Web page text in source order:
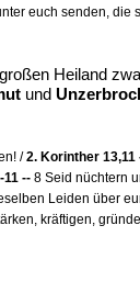
euch senden, die
Heiland
und
/2. Korinther 13,11
11 -- 8 Seid nüchtern
Leiden über
kräftigen,